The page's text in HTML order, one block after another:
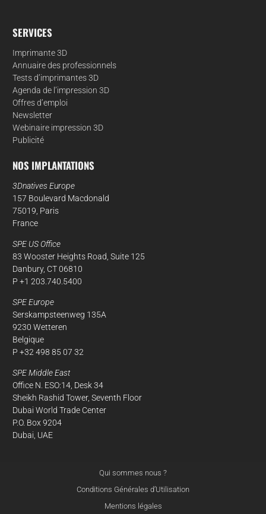
de nos cookies
SERVICES
Imprimante 3D
Annuaire des professionnels
Tests d’imprimantes 3D
Agenda de l’impression 3D
Offres d’emploi
Newsletter
Webinaire impression 3D
Publicité
NOS IMPLANTATIONS
3Dnatives Europe
157 Boulevard Macdonald
75019, Paris
France
SPE US Office
83 Wooster Heights Road, Suite 125
Danbury, CT 06810
P +1 203.740.5400
SPE Europe
Serskampsteenweg 135A
9230 Wetteren
Belgique
P +32 498 85 07 32
SPE Middle East
Office N. ESO:14, Desk 34
Sheikh Rashid Tower, Seventh Floor
Dubai World Trade Center
P.O. Box 9204
Dubai, UAE
Qui sommes nous ?
Conditions Générales d’Utilisation
Mentions légales